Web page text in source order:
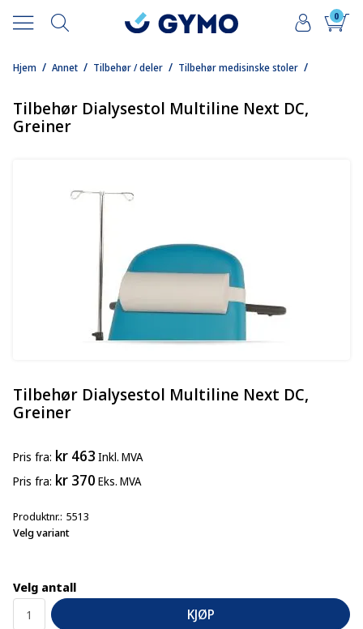
0
/
Hjem /
Annet /
Tilbehør / deler /
Tilbehør medisinske stoler
Tilbehør Dialysestol Multiline Next DC,
Greiner
Tilbehør Dialysestol Multiline Next DC,
Greiner
Pris fra kr 463 Inkl. MVA
Pris fra kr 370 Eks. MVA
Produktnr. 5513
Velg variant
Velg antall
KJØP